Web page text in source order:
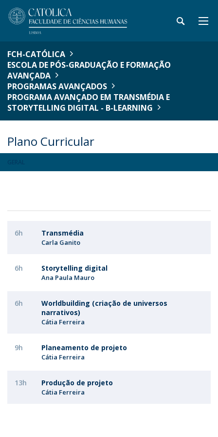
FCH-CATÓLICA
ESCOLA DE PÓS-GRADUAÇÃO E FORMAÇÃO
AVANÇADA
PROGRAMAS AVANÇADOS
PROGRAMA AVANÇADO EM TRANSMÉDIA E
STORYTELLING DIGITAL - B-LEARNING
Plano Curricular
6h Transmédia
Carla Ganito
6h Storytelling digital
Ana Paula Mauro
6h
Worldbuilding (criação de universos
narrativos)
Cátia Ferreira
9h Planeamento de projeto
Cátia Ferreira
13h Produção de projeto
Cátia Ferreira